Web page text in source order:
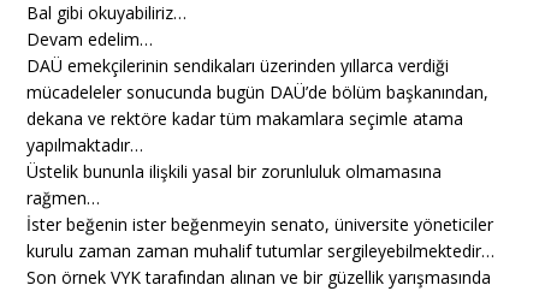
Bal gibi okuyabiliriz…
Devam edelim…
DAÜ emekçilerinin sendikaları üzerinden yıllarca verdiği
mücadeleler sonucunda bugün DAÜ’de bölüm başkanından,
dekana ve rektöre kadar tüm makamlara seçimle atama
yapılmaktadır…
Üstelik bununla ilişkili yasal bir zorunluluk olmamasına
rağmen…
İster beğenin ister beğenmeyin senato, üniversite yöneticiler
kurulu zaman zaman muhalif tutumlar sergileyebilmektedir…
Son örnek VYK tarafından alınan ve bir güzellik yarışmasında